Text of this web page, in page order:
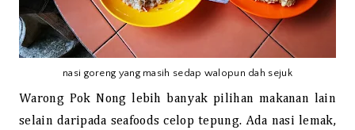
nasi goreng yang masih sedap walopun dah sejuk
Warong Pok Nong lebih banyak pilihan makanan lain
selain daripada seafoods celop tepung. Ada nasi lemak,